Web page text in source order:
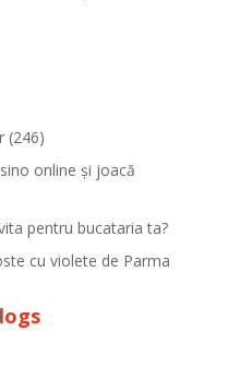
(246)
online și joacă
pentru bucataria ta?
cu violete de Parma